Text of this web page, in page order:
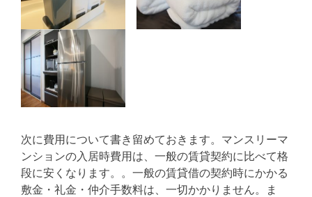
次に費用について書き留めておきます。マンスリーマ
ンションの入居時費用は、一般の賃貸契約に比べて格
段に安くなります。。一般の賃貸借の契約時にかかる
敷金・礼金・仲介手数料は、一切かかりません。ま